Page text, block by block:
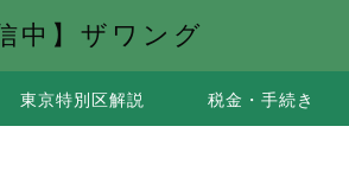
中】ザワング
東京特別区解説 税金・手続き